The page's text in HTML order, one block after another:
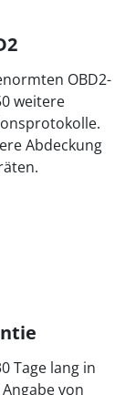
OBD2-
weitere
Abdeckung
Tage lang in
von